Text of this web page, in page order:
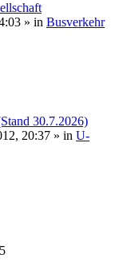
» in Busverkehr
30.7.2026)
20:37 » in U-